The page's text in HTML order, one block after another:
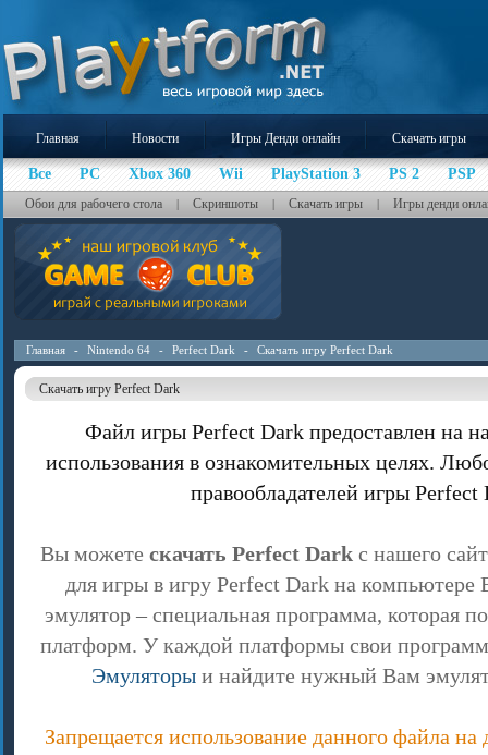
Главная Новости Игры Денди онлайн Скачать игры
Все PC Xbox 360 Wii PlayStation 3 PS 2 PSP
Обои для рабочего стола | Скриншоты | Скачать игры | Игры денди
Главная - Nintendo 64 - Perfect Dark - Скачать игру Perfect Dark
Скачать игру Perfect Dark
Файл игры Perfect Dark предоставлен на
использования в ознакомительных целях.
правообладателей игры
Вы можете скачать Perfect Darkс нашего
для игры в игру Perfect Dark на компьютере
эмулятор – специальная программа, которая
платформ. У каждой платформы свои
Эмуляторыи найдите нужный Вам
Запрещается использование данного файла на